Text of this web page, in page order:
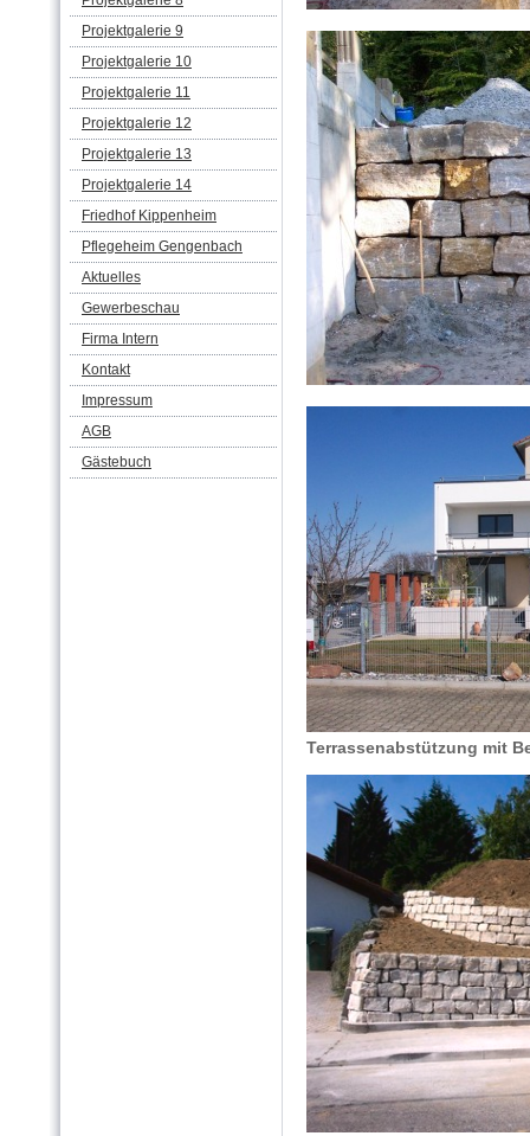
Projektgalerie 9
Projektgalerie 10
Projektgalerie 11
Projektgalerie 12
Projektgalerie 13
Projektgalerie 14
Friedhof Kippenheim
Pflegeheim Gengenbach
Aktuelles
Gewerbeschau
Firma Intern
Kontakt
Impressum
AGB
Gästebuch
Terrassenabstützung mit